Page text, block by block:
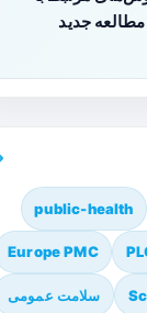
public-health
Europe PMC
سلامت عمومی